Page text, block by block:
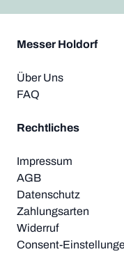
Messer Holdorf
Über Uns
FAQ
Rechtliches
Impressum
AGB
Datenschutz
Zahlungsarten
Widerruf
Consent-